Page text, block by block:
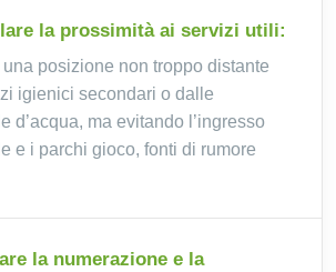
la prossimità ai servizi utili:
posizione non troppo distante
igienici secondari o dalle
d’acqua, ma evitando l’ingresso
e i parchi gioco, fonti di rumore
la numerazione e la